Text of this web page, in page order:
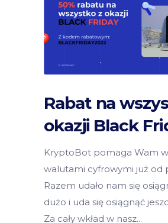
Rabat na
okazji Black
KryptoBot pomaga Wam
walutami cyfrowymi już od
Razem udało nam się
dużo i uda się osiągnąć
Za cały wkład w nasz